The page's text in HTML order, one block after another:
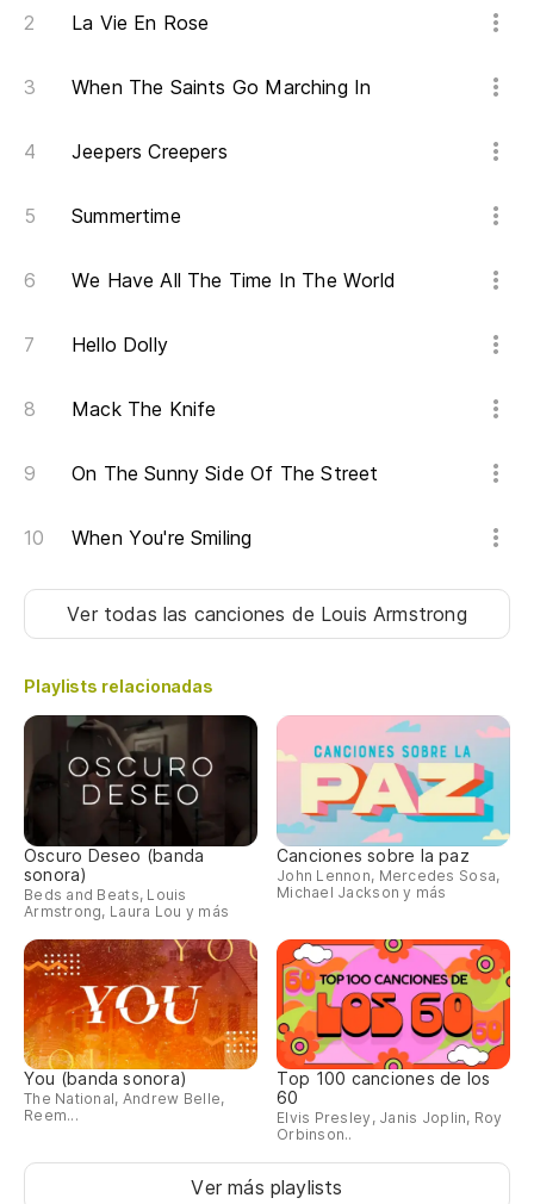
La Vie En Rose
When The Saints Go Marching In
Jeepers Creepers
Summertime
We Have All The Time In The World
Hello Dolly
Mack The Knife
On The Sunny Side Of The Street
When You're Smiling
Ver todas las canciones de Louis Armstrong
Playlists relacionadas
Oscuro Deseo (banda
sonora)
Beds and Beats, Louis
Armstrong, Laura Lou y más
Canciones sobre la paz
John Lennon, Mercedes Sosa,
Michael Jackson y más
You (banda sonora)
The National, Andrew Belle,
Reem...
Top 100 canciones de los
60
Elvis Presley, Janis Joplin, Roy
Orbinson..
Ver más playlists